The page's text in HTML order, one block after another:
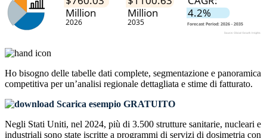
Ho bisogno delle tabelle dati complete, segmentazione e panoramica
competitiva per un’analisi regionale dettagliata e stime di fatturato.
Scarica esempio GRATUITO
Negli Stati Uniti, nel 2024, più di 3.500 strutture sanitarie, nucleari e
industriali sono state iscritte a programmi di servizi di dosimetria con